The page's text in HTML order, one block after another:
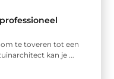
te toveren tot een
kan je ...